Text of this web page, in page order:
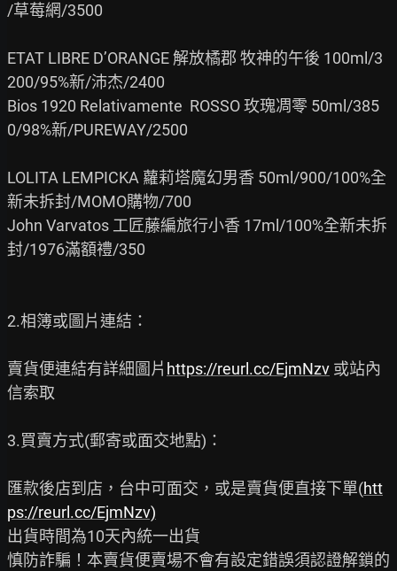
/草莓網/3500
ETAT LIBRE D’ORANGE 解放橘郡 牧神的午後 100ml/3
200/95%新/沛杰/2400
Bios 1920 Relativamente  ROSSO 玫瑰凋零 50ml/385
0/98%新/PUREWAY/2500
LOLITA LEMPICKA 蘿莉塔魔幻男香 50ml/900/100%全
新未拆封/MOMO購物/700
John Varvatos 工匠藤編旅行小香 17ml/100%全新未拆
封/1976滿額禮/350
2.相簿或圖片連結：
賣貨便連結有詳細圖片 https://reurl.cc/EjmNzv 或站內
信索取
3.買賣方式(郵寄或面交地點)：
匯款後店到店，台中可面交，或是賣貨便直接下單(htt
ps://reurl.cc/EjmNzv)
出貨時間為10天內統一出貨
慎防詐騙！本賣貨便賣場不會有設定錯誤須認證解鎖的